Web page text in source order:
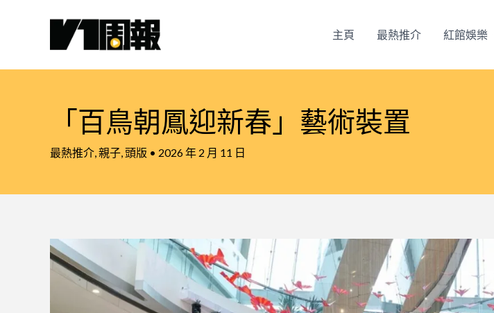
主頁 最熱推介 紅館娛樂
「百鳥朝鳳迎新春」藝術裝置
最熱推介 親子 頭版 • 2026 年 2 月 11 日